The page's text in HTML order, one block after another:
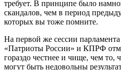
требует. В принципе было
скандалов, чем в период
которых вы тоже помните.
На первой же сессии
«Патриоты России» и КПРФ
гораздо честнее и чище, чем
могут быть недовольны